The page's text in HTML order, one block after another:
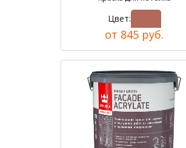
Цвет:
от 845 руб.